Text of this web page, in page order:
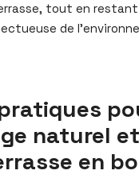
tout en restant
de
naturel
en